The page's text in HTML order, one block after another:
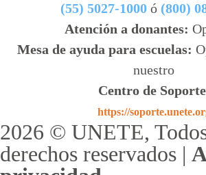
(55) 5027-1000 ó (800)
Atención a donantes:
Mesa de ayuda para escuelas:
nuestro
Centro de
https://
2026 © UNETE,
derechos reservados |